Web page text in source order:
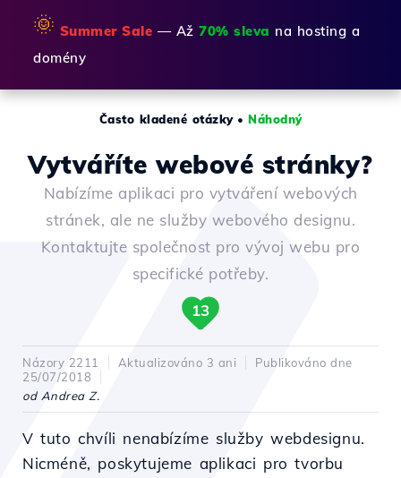
🌞 Summer Sale — Až 70% sleva na hosting a
domény
Často kladené otázky• Náhodný
Vytváříte webové stránky?
Nabízíme aplikaci pro vytváření webových
stránek, ale ne služby webového designu.
Kontaktujte společnost pro vývoj webu pro
specifické potřeby.
13
Názory 2211 Aktualizováno 3 ani
Publikováno dne
25/07/2018
od Andrea Z.
V tuto chvíli nenabízíme služby webdesignu.
Nicméně, poskytujeme aplikaci pro tvorbu